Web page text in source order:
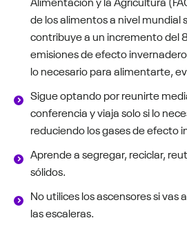
de los alimentos a nivel mundial
contribuye a un incremento del
emisiones de efecto
lo necesario para alimentarte,
Sigue optando por reunirte
conferencia y viaja solo si lo
reduciendo los gases de efecto
Aprende a segregar, reciclar,
sólidos.
No utilices los ascensores si vas
las escaleras.